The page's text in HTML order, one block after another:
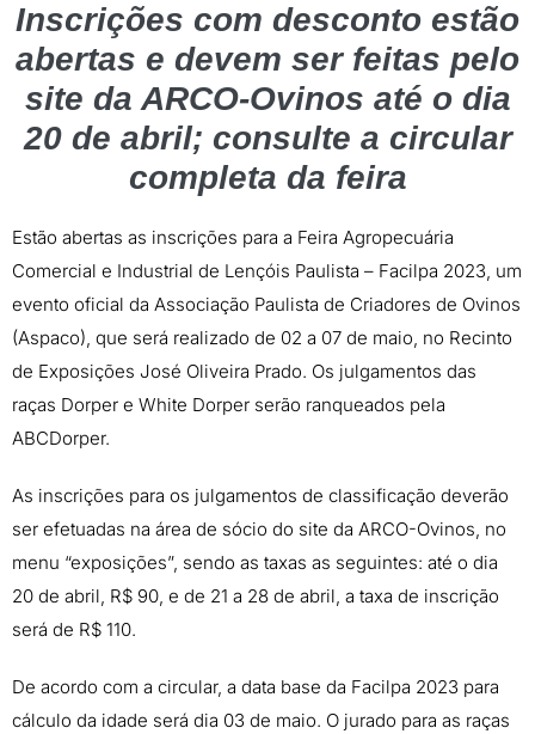
Inscrições com desconto estão
abertas e devem ser feitas pelo
site da ARCO-Ovinos até o dia
20 de abril; consulte a circular
completa da feira
Estão abertas as inscrições para a Feira Agropecuária
Comercial e Industrial de Lençóis Paulista – Facilpa 2023, um
evento oficial da Associação Paulista de Criadores de Ovinos
(Aspaco), que será realizado de 02 a 07 de maio, no Recinto
de Exposições José Oliveira Prado. Os julgamentos das
raças Dorper e White Dorper serão ranqueados pela
ABCDorper.
As inscrições para os julgamentos de classificação deverão
ser efetuadas na área de sócio do site da ARCO-Ovinos, no
menu “exposições”, sendo as taxas as seguintes: até o dia
20 de abril, R$ 90, e de 21 a 28 de abril, a taxa de inscrição
será de R$ 110.
De acordo com a circular, a data base da Facilpa 2023 para
cálculo da idade será dia 03 de maio. O jurado para as raças